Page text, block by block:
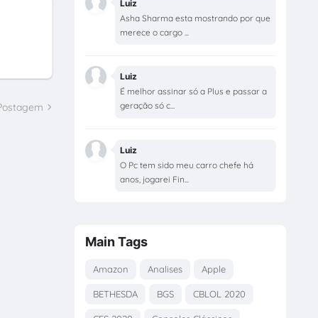
Luiz
Asha Sharma esta mostrando por que
merece o cargo ...
Luiz
É melhor assinar só a Plus e passar a
geração só c...
Luiz
O Pc tem sido meu carro chefe há
anos, jogarei Fin...
Main Tags
Amazon Analises Apple
BETHESDA BGS CBLOL 2020